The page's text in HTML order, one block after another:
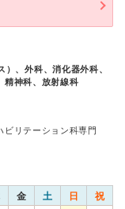
）、外科、消化器外科、
精神科、放射線科
ビリテーション科専門
金 土 日 祝